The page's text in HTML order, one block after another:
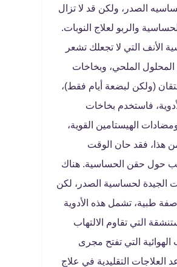
الصدر، ولكن قد لا تزال
والربو لعلاج النوبات.
الأنف التي لا تجعلك تشعر
الملحي، وبخاخات
(ولكن لبضعة أيام فقط)،
فاستخدم بخاخات
ومضادات الهيستامين القوية،
هذا، فقد حان الوقت
حول حقن الحساسية. هناك
الجيدة لحساسية الصدر، لكن
طبية، تشمل هذه الأدوية
التي تقاوم الالتهاب
التي تفتح مجرى
العلاجات التقليدية في علاج